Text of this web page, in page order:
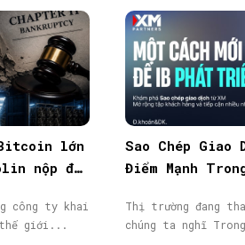
lớn
nộp đơn
công ty khai
giới...
Sao Chép Giao
Điểm Mạnh
Thị trường đang
chúng